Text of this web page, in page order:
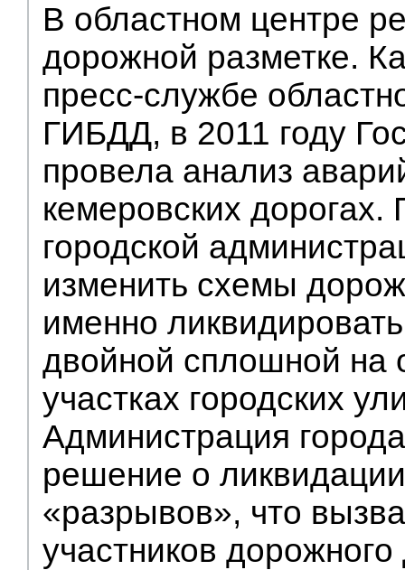
В областном центре
дорожной разметке.
пресс-службе
ГИБДД, в 2011 году
провела анализ
кемеровских дорогах.
городской
изменить схемы
именно
двойной сплошной на
участках городских
Администрация
решение о
«разрывов», что
участников